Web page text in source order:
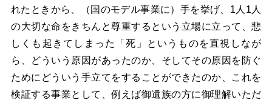
れたときから、（国のモデル事業に）手を挙げ、1人1人
の大切な命をきちんと尊重するという立場に立って、悲
しくも起きてしまった「死」というものを直視しなが
ら、どういう原因があったのか、そしてその原因を防ぐ
ためにどういう手立てをすることができたのか、これを
検証する事業として、例えば御遺族の方に御理解いただ